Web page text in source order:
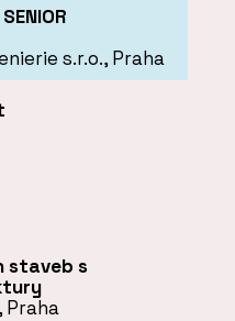
s.r.o., Praha
staveb s